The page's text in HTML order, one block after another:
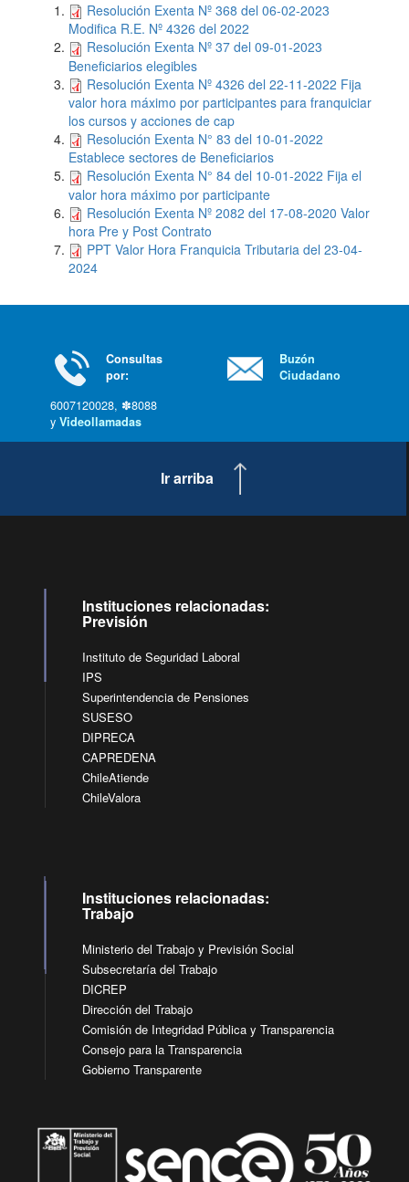
Resolución Exenta Nº 368 del 06-02-2023
Modifica R.E. Nº 4326 del 2022
Resolución Exenta Nº 37 del 09-01-2023
Beneficiarios elegibles
Resolución Exenta Nº 4326 del 22-11-2022 Fija
valor hora máximo por participantes para franquiciar
los cursos y acciones de cap
Resolución Exenta N° 83 del 10-01-2022
Establece sectores de Beneficiarios
Resolución Exenta N° 84 del 10-01-2022 Fija el
valor hora máximo por participante
Resolución Exenta Nº 2082 del 17-08-2020 Valor
hora Pre y Post Contrato
PPT Valor Hora Franquicia Tributaria del 23-04-
2024
Consultas
por:
6007120028, ✽8088
y Videollamadas
Buzón
Ciudadano
Ir arriba
Instituciones relacionadas:
Previsión
Instituto de Seguridad Laboral
IPS
Superintendencia de Pensiones
SUSESO
DIPRECA
CAPREDENA
ChileAtiende
ChileValora
Instituciones relacionadas:
Trabajo
Ministerio del Trabajo y Previsión Social
Subsecretaría del Trabajo
DICREP
Dirección del Trabajo
Comisión de Integridad Pública y Transparencia
Consejo para la Transparencia
Gobierno Transparente